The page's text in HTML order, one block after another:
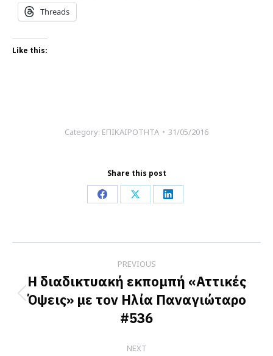
Threads
Like this:
Category: ΕΠΙΚΑΙΡΟΤΗΤΑ 31/05/2016
Share this post
Share
Facebook
Share
X
Share
LinkedIn
navigation
PREVIOUS
Previous
post:
Η διαδικτυακή εκπομπή «Αττικές
Όψεις» με τον Ηλία Παναγιώταρο
#536
NEXT